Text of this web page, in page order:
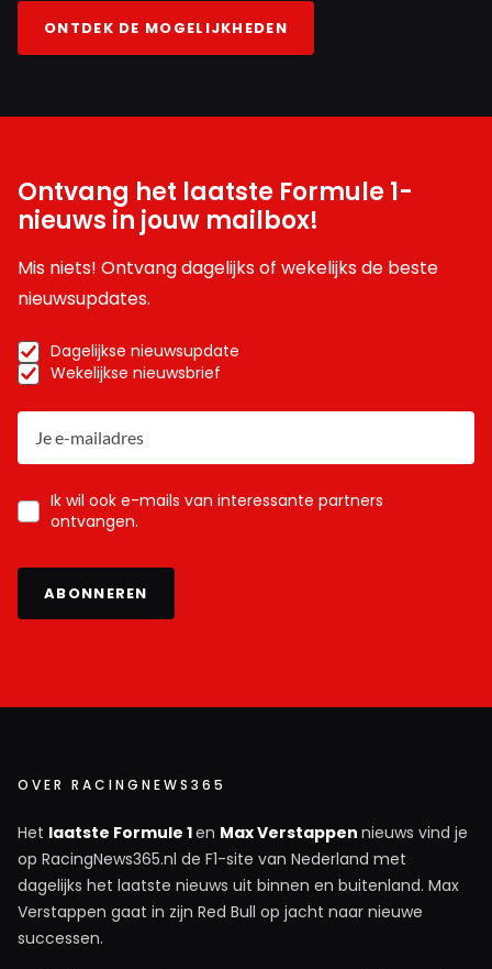
ONTDEK DE MOGELIJKHEDEN
Ontvang het laatste Formule 1-
nieuws in jouw mailbox!
Mis niets! Ontvang dagelijks of wekelijks de beste
nieuwsupdates.
Dagelijkse nieuwsupdate
Wekelijkse nieuwsbrief
Ik wil ook e-mails van interessante partners
ontvangen.
ABONNEREN
OVER RACINGNEWS365
Het laatste Formule 1en Max Verstappen nieuws vind je
op RacingNews365.nl de F1-site van Nederland met
dagelijks het laatste nieuws uit binnen en buitenland. Max
Verstappen gaat in zijn Red Bull op jacht naar nieuwe
successen.